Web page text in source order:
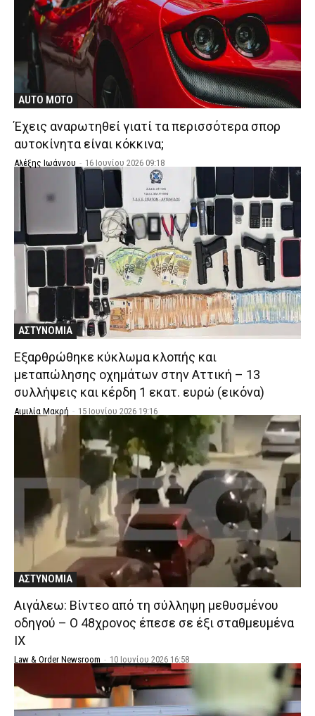
AUTO MOTO
Έχεις αναρωτηθεί γιατί τα περισσότερα σπορ
αυτοκίνητα είναι κόκκινα;
Αλέξης Ιωάννου - 16 Ιουνίου 2026 09:18
ΑΣΤΥΝΟΜΙΑ
Εξαρθρώθηκε κύκλωμα κλοπής και
μεταπώλησης οχημάτων στην Αττική – 13
συλλήψεις και κέρδη 1 εκατ. ευρώ (εικόνα)
Αιμιλία Μακρή - 15 Ιουνίου 2026 19:16
ΑΣΤΥΝΟΜΙΑ
Αιγάλεω: Βίντεο από τη σύλληψη μεθυσμένου
οδηγού – Ο 48χρονος έπεσε σε έξι σταθμευμένα
ΙΧ
Law & Order Newsroom - 10 Ιουνίου 2026 16:58